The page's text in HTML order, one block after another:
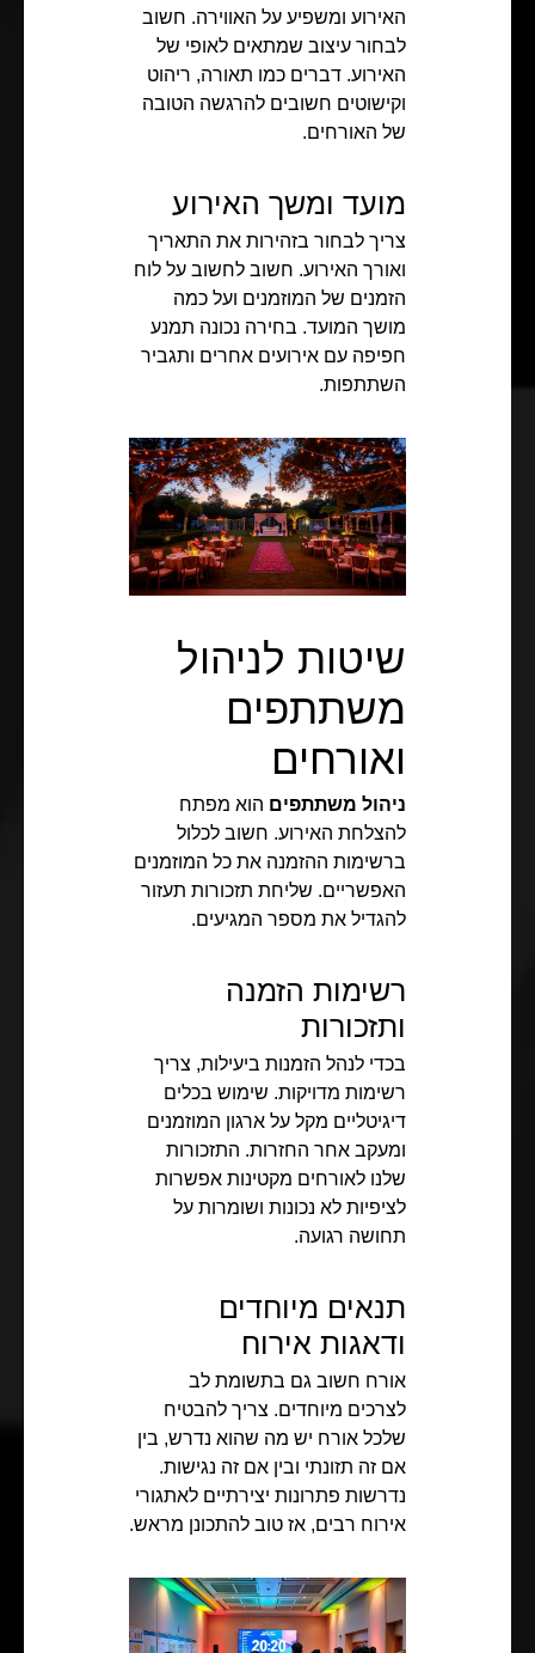
האירוע ומשפיע על האווירה. חשוב
לבחור עיצוב שמתאים לאופי של
האירוע. דברים כמו תאורה, ריהוט
וקישוטים חשובים להרגשה הטובה
של האורחים.
מועד ומשך האירוע
צריך לבחור בזהירות את התאריך
ואורך האירוע. חשוב לחשוב על לוח
הזמנים של המוזמנים ועל כמה
מושך המועד. בחירה נכונה תמנע
חפיפה עם אירועים אחרים ותגביר
השתתפות.
שיטות לניהול
משתתפים
ואורחים
ניהול משתתפים הוא מפתח
להצלחת האירוע. חשוב לכלול
ברשימות ההזמנה את כל המוזמנים
האפשריים. שליחת תזכורות תעזור
להגדיל את מספר המגיעים.
רשימות הזמנה
ותזכורות
בכדי לנהל הזמנות ביעילות, צריך
רשימות מדויקות. שימוש בכלים
דיגיטליים מקל על ארגון המוזמנים
ומעקב אחר החזרות. התזכורות
שלנו לאורחים מקטינות אפשרות
לציפיות לא נכונות ושומרות על
תחושה רגועה.
תנאים מיוחדים
ודאגות אירוח
אורח חשוב גם בתשומת לב
לצרכים מיוחדים. צריך להבטיח
שלכל אורח יש מה שהוא נדרש, בין
אם זה תזונתי ובין אם זה נגישות.
נדרשות פתרונות יצירתיים לאתגורי
אירוח רבים, אז טוב להתכונן מראש.